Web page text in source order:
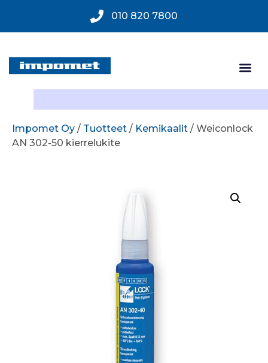
010 820 7800
Impomet Oy / Tuotteet / Kemikaalit / Weiconlock
AN 302-50 kierrelukite